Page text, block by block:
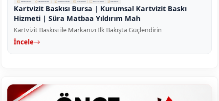
Kartvizit Baskısı Bursa | Kurumsal Kartvizit Baskı
Hizmeti | Süra Matbaa Yıldırım Mah
Kartvizit Baskısı ile Markanızı İlk Bakışta Güçlendirin
İncele